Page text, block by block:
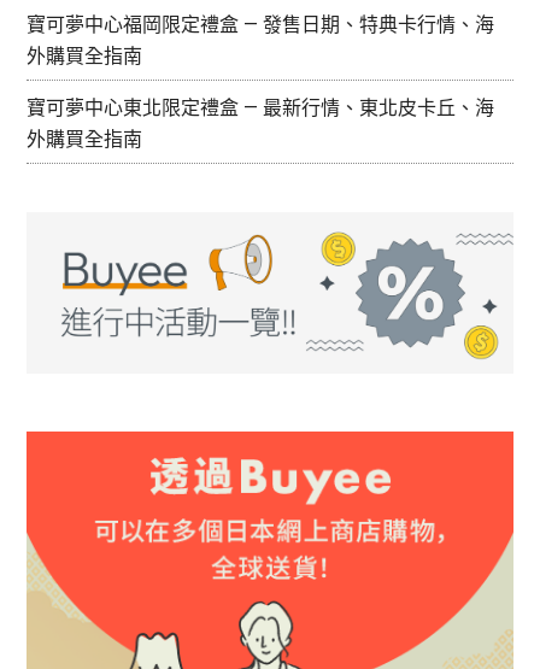
寶可夢中心福岡限定禮盒 — 發售日期、特典卡行情、海
外購買全指南
寶可夢中心東北限定禮盒 — 最新行情、東北皮卡丘、海
外購買全指南